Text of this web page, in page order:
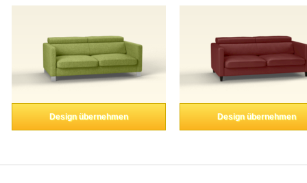
Design übernehmen Design übernehmen